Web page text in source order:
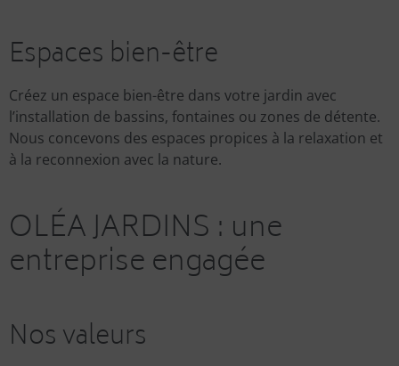
Espaces bien-être
Créez un espace bien-être dans votre jardin avec
l’installation de bassins, fontaines ou zones de détente.
Nous concevons des espaces propices à la relaxation et
à la reconnexion avec la nature.
OLÉA JARDINS : une
entreprise engagée
Nos valeurs